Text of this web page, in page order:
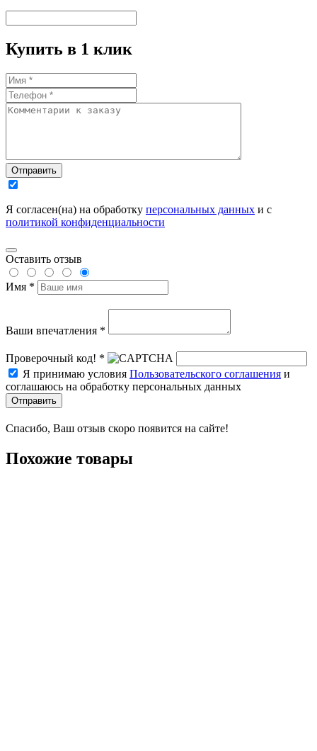
Купить в 1 клик
Отправить
Я согласен(на) на обработку персональных данных и с
политикой конфиденциальности
Оставить отзыв
Имя *
Ваши впечатления *
Проверочный код! *
Я принимаю условия Пользовательского соглашения и
соглашаюсь на обработку персональных данных
Отправить
Спасибо, Ваш отзыв скоро появится на сайте!
Похожие товары